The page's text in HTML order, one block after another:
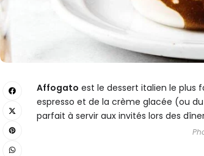
Affogato est le dessert italien le plus
espresso et de la crème glacée (ou
parfait à servir aux invités lors des